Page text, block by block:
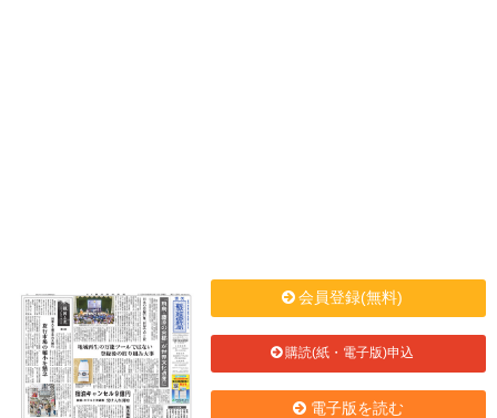
会員登録(無料)
購読(紙・電子版)申込
電子版を読む